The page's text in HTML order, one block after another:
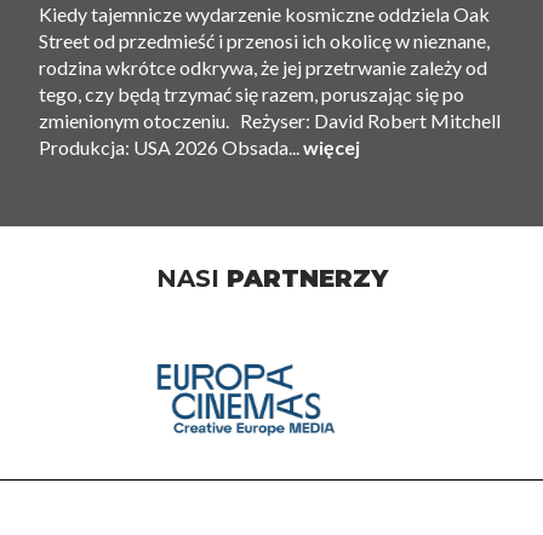
Kiedy tajemnicze wydarzenie kosmiczne oddziela Oak
Street od przedmieść i przenosi ich okolicę w nieznane,
rodzina wkrótce odkrywa, że ​​jej przetrwanie zależy od
tego, czy będą trzymać się razem, poruszając się po
zmienionym otoczeniu. Reżyser: David Robert Mitchell
Produkcja: USA 2026 Obsada...więcej
NASI PARTNERZY